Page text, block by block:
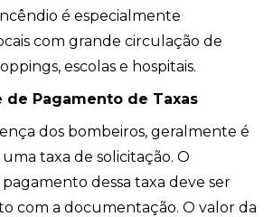
é especialmente
com grande circulação de
escolas e hospitais.
de Pagamento de Taxas
dos bombeiros, geralmente é
taxa de solicitação. O
dessa taxa deve ser
com a documentação. O valor da